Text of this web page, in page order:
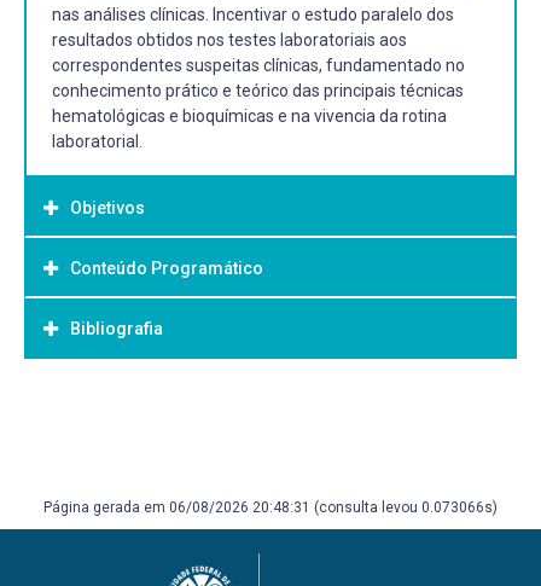
nas análises clínicas. Incentivar o estudo paralelo dos
resultados obtidos nos testes laboratoriais aos
correspondentes suspeitas clínicas, fundamentado no
conhecimento prático e teórico das principais técnicas
hematológicas e bioquímicas e na vivencia da rotina
laboratorial.
Objetivos
Objetivo Geral:
Promover o desenvolvimento do aluno na rotina
laboratorial e aprimorar as técnicas empregadas nas
Conteúdo Programático
Bibliografia
para Clínicos de Pequernos Animais, Editora ROCA, ed.,
Saunders Company, 4 ed, Philadelphia, 1986, 486 p.
Página gerada em 06/08/2026 20:48:31 (consulta levou 0.073066s)